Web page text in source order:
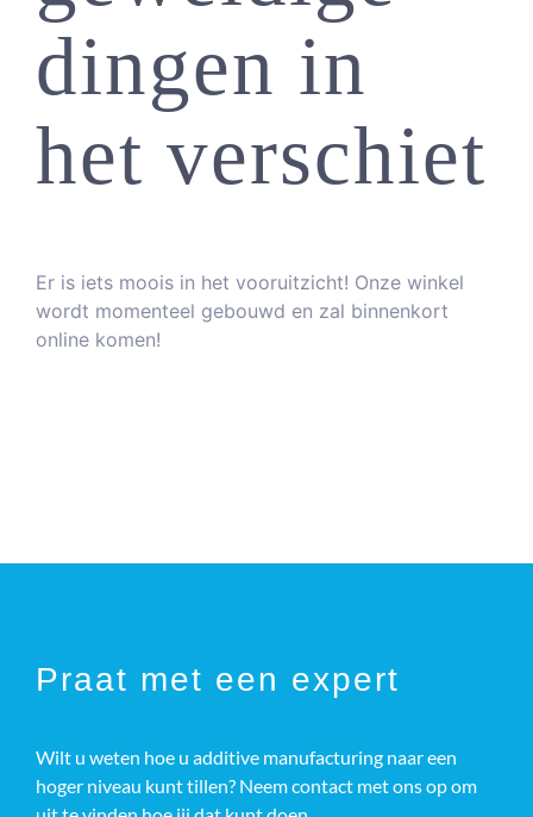
dingen in
het verschiet
Er is iets moois in het vooruitzicht! Onze winkel
wordt momenteel gebouwd en zal binnenkort
online komen!
Praat met een expert
Wilt u weten hoe u additive manufacturing naar een
hoger niveau kunt tillen? Neem contact met ons op om